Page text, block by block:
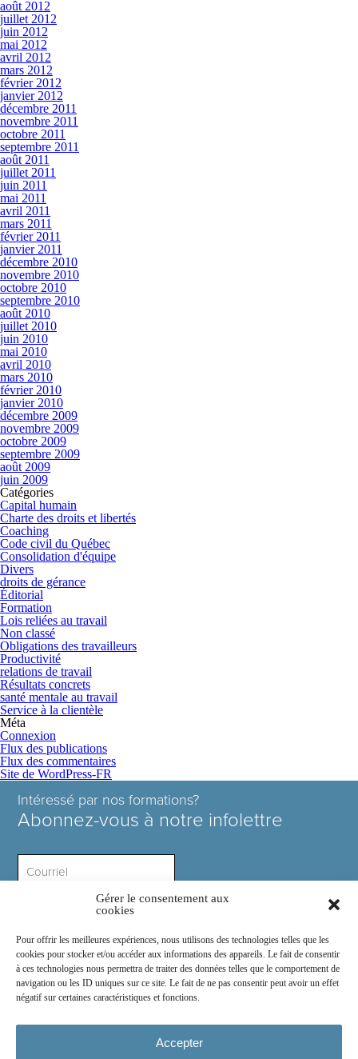
Gérer le consentement aux
cookies
Pour offrir les meilleures expériences, nous utilisons des technologies telles que les
cookies pour stocker et/ou accéder aux informations des appareils. Le fait de consentir
à ces technologies nous permettra de traiter des données telles que le comportement de
navigation ou les ID uniques sur ce site. Le fait de ne pas consentir peut avoir un effet
négatif sur certaines caractéristiques et fonctions.
Accepter
août 2012
juillet 2012
juin 2012
mai 2012
avril 2012
mars 2012
février 2012
janvier 2012
décembre 2011
novembre 2011
octobre 2011
septembre 2011
août 2011
juillet 2011
juin 2011
mai 2011
avril 2011
mars 2011
février 2011
janvier 2011
décembre 2010
novembre 2010
octobre 2010
septembre 2010
août 2010
juillet 2010
juin 2010
mai 2010
avril 2010
mars 2010
février 2010
janvier 2010
décembre 2009
novembre 2009
octobre 2009
septembre 2009
août 2009
juin 2009
Catégories
Capital humain
Charte des droits et libertés
Coaching
Code civil du Québec
Consolidation d'équipe
Divers
droits de gérance
Éditorial
Formation
Lois reliées au travail
Non classé
Obligations des travailleurs
Productivité
relations de travail
Résultats concrets
santé mentale au travail
Service à la clientèle
Méta
Connexion
Flux des publications
Flux des commentaires
Site de WordPress-FR
Intéressé par nos formations?
Abonnez-vous à notre infolettre